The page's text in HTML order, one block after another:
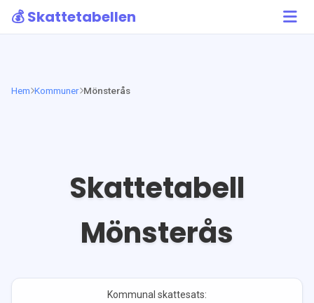
💰 Skattetabellen
Hem Kommuner Mönsterås
Skattetabell
Mönsterås
Kommunal skattesats: